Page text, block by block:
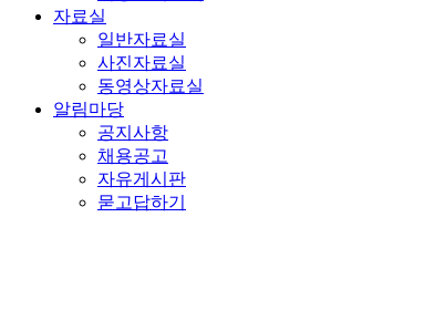
자료실
일반자료실
사진자료실
동영상자료실
알림마당
공지사항
채용공고
자유게시판
묻고답하기